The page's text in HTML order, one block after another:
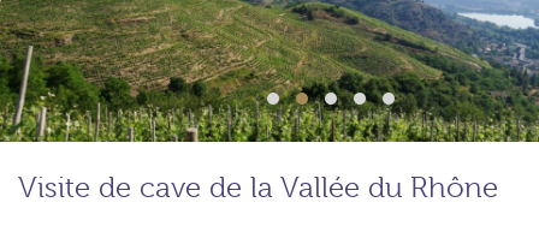
Visite de cave de la Vallée du Rhône